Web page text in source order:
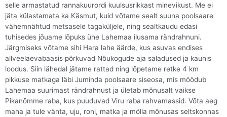
selle armastatud rannakuurordi kuulsusrikkast minevikust. Me ei
jäta külastamata ka Käsmut, kuid võtame sealt suuna poolsaare
vähemnähtud metsasele tagaküljele, ning sealtkaudu edasi
tuhisedes jõuame lõpuks ühe Lahemaa ilusama rändrahnuni.
Järgmiseks võtame sihi Hara lahe äärde, kus asuvas endises
allveelaevabaasis põrkuvad Nõukogude aja saladused ja kaunis
loodus. Siin lähedal jätame rattad ning lõpetame retke 4 km
pikkuse matkaga läbi Juminda poolsaare siseosa, mis möödub
Lahemaa suurimast rändrahnust ja ületab mõnusalt vaikse
Pikanõmme raba, kus puuduvad Viru raba rahvamassid. Võta aeg
maha ja tule vänta, uju, roni, matka ja mölla mõnusas seltskonnas